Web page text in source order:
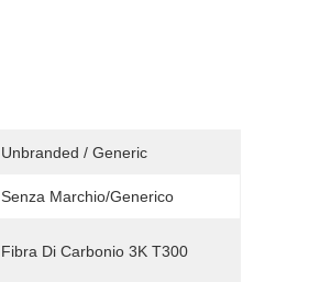
Unbranded / Generic
Senza Marchio/Generico
Fibra Di Carbonio 3K T300